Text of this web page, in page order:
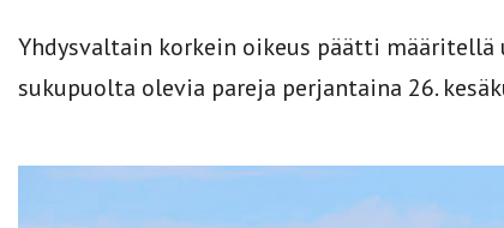
Yhdysvaltain korkein oikeus päätti
sukupuolta olevia pareja perjantaina 26.